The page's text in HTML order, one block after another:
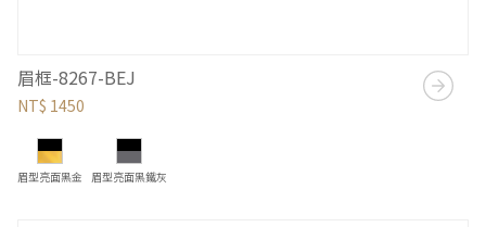
眉框-8267-BEJ
NT$ 1450
眉型亮面黑金 眉型亮面黑鐵灰